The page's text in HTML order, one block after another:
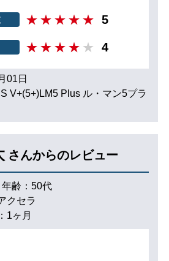
5
4
01日
V+(5+)LM5 Plus ル・マン5プラ
さんからのレビュー
年齢： 50代
クセラ
1ヶ月